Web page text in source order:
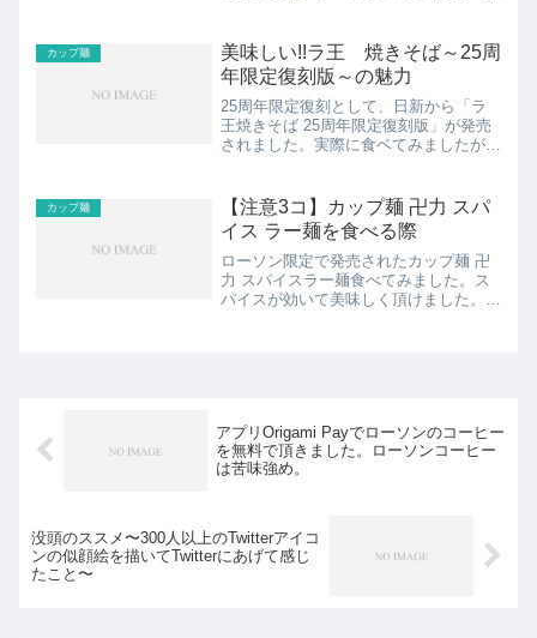
辛麺 カップ麺は予想を裏切らない3.宮
崎辛麺 スパイ...
カップ麺
美味しい!!ラ王 焼きそば～25周
年限定復刻版～の魅力
25周年限定復刻として、日新から「ラ
王焼きそば 25周年限定復刻版」が発売
されました。実際に食ベてみましたが、
ばの美味しさ①麺とソース2.ラ王 焼き
そばの美味しさ②...
カップ麺
【注意3コ】カップ麺 卍力 スパ
イス ラー麺を食べる際
ローソン限定で発売されたカップ麺 卍
力 スパイスラー麺食べてみました。ス
パイスが効いて美味しく頂けました。そ
アプリOrigami Payでローソンのコーヒー
を無料で頂きました。ローソンコーヒー
は苦味強め。
没頭のススメ〜300人以上のTwitterアイコ
ンの似顔絵を描いてTwitterにあげて感じ
たこと〜